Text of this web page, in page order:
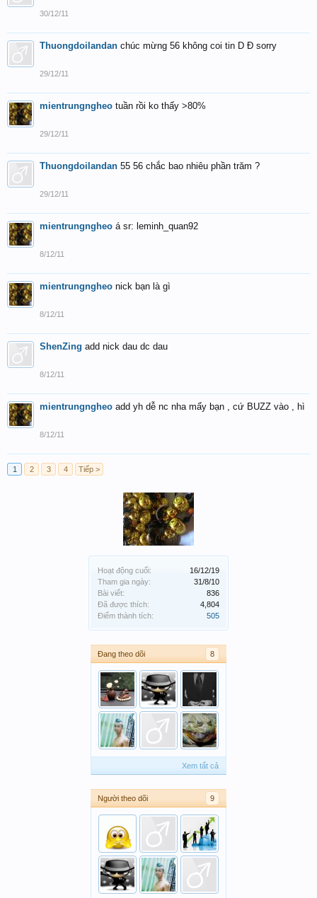
Hoạt động cuối:
16/12/19
Tham gia ngày:
31/8/10
Bài viết:
836
Đã được thích:
4,804
Điểm thành tích:
505
Đang theo dõi 8
Xem tất cả
Người theo dõi 9
30/12/11
Thuongdoilandan chúc mừng 56 không coi tin D Đ sorry
29/12/11
mientrungngheo tuần rồi ko thấy >80%
29/12/11
Thuongdoilandan 55 56 chắc bao nhiêu phần trăm ?
29/12/11
mientrungngheo á sr: leminh_quan92
8/12/11
mientrungngheo nick bạn là gì
8/12/11
ShenZing add nick dau dc dau
8/12/11
mientrungngheo add yh dễ nc nha mấy bạn , cứ BUZZ vào , hì
8/12/11
1 2 3 4 Tiếp >